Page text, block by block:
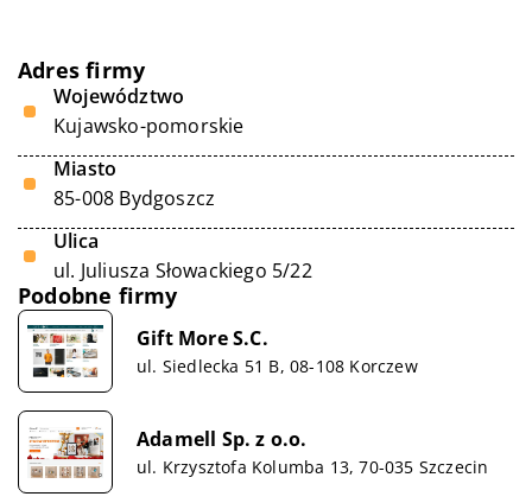
Adres firmy
Województwo
Kujawsko-pomorskie
Miasto
85-008 Bydgoszcz
Ulica
ul. Juliusza Słowackiego 5/22
Podobne firmy
Gift More S.C.
ul. Siedlecka 51 B, 08-108 Korczew
Adamell Sp. z o.o.
ul. Krzysztofa Kolumba 13, 70-035 Szczecin